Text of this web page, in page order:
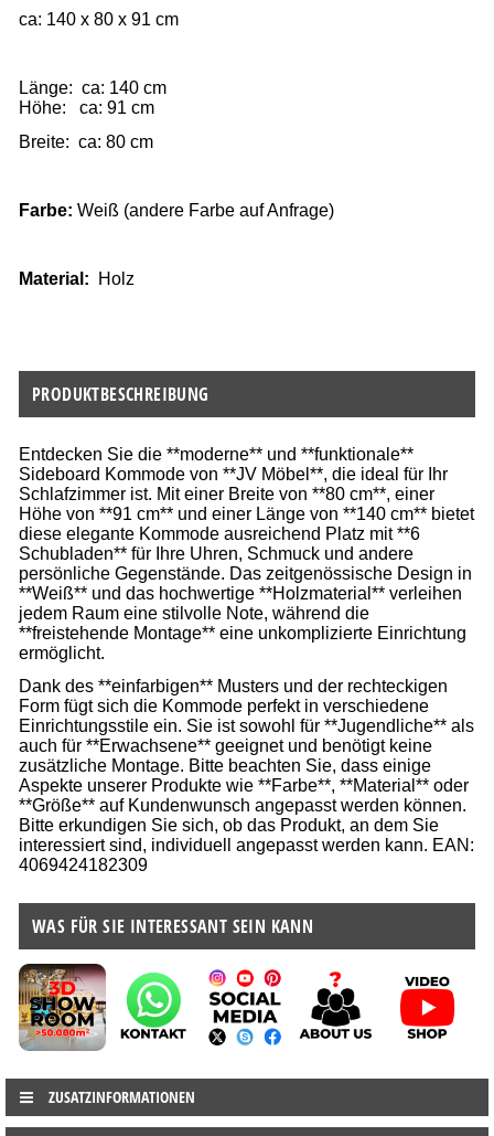
ca: 140 x 80 x 91 cm
Länge: ca: 140 cm
Höhe: ca: 91 cm
Breite: ca: 80 cm
Farbe: Weiß (andere Farbe auf Anfrage)
Material: Holz
PRODUKTBESCHREIBUNG
Entdecken Sie die **moderne** und **funktionale**
Sideboard Kommode von **JV Möbel**, die ideal für Ihr
Schlafzimmer ist. Mit einer Breite von **80 cm**, einer
Höhe von **91 cm** und einer Länge von **140 cm** bietet
diese elegante Kommode ausreichend Platz mit **6
Schubladen** für Ihre Uhren, Schmuck und andere
persönliche Gegenstände. Das zeitgenössische Design in
**Weiß** und das hochwertige **Holzmaterial** verleihen
jedem Raum eine stilvolle Note, während die
**freistehende Montage** eine unkomplizierte Einrichtung
ermöglicht.
Dank des **einfarbigen** Musters und der rechteckigen
Form fügt sich die Kommode perfekt in verschiedene
Einrichtungsstile ein. Sie ist sowohl für **Jugendliche** als
auch für **Erwachsene** geeignet und benötigt keine
zusätzliche Montage. Bitte beachten Sie, dass einige
Aspekte unserer Produkte wie **Farbe**, **Material** oder
**Größe** auf Kundenwunsch angepasst werden können.
Bitte erkundigen Sie sich, ob das Produkt, an dem Sie
interessiert sind, individuell angepasst werden kann. EAN:
4069424182309
WAS FÜR SIE INTERESSANT SEIN KANN
ZUSATZINFORMATIONEN